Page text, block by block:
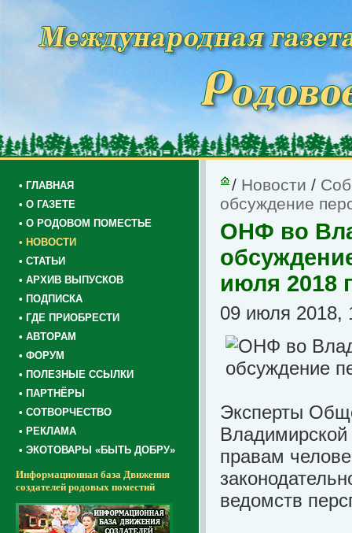
• ГЛАВНАЯ
• О ГАЗЕТЕ
• О РОДОВОМ ПОМЕСТЬЕ
• НОВОСТИ
• СТАТЬИ
• АРХИВ ВЫПУСКОВ
• ПОДПИСКА
• ГДЕ ПРИОБРЕСТИ
• АВТОРАМ
• ФОРУМ
• ПОЛЕЗНЫЕ ССЫЛКИ
• ПАРТНЁРЫ
• СОТВОРЧЕСТВО
• РЕКЛАМА
• ЭКОТОВАРЫ «БЫТЬ ДОБРУ»
Информационная база Движения
создателей родовых поместий
/ Новости /
обсуждение
ОНФ во
июля 2018
09 июля 2018,
Эксперты
правам
ведомств